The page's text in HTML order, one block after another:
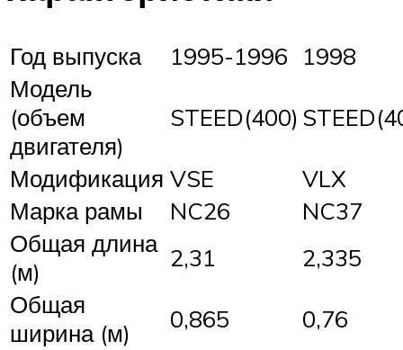
Год выпуска 1995-1996
1998
Модель
(объем
двигателя)
STEED(400)
Модификация VSE
VLX
Марка рамы
NC26
NC37
Общая длина
(м)
2,31
2,335
Общая
ширина (м)
0,865
0,76